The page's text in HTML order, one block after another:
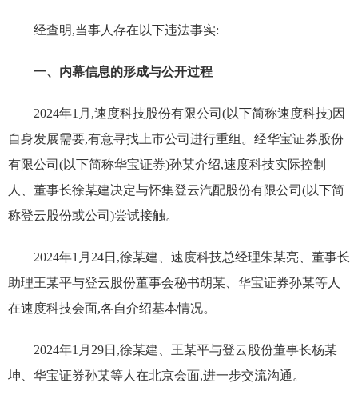
经查明,当事人存在以下违法事实:
一、内幕信息的形成与公开过程
2024年1月,速度科技股份有限公司(以下简称速度科技)因
自身发展需要,有意寻找上市公司进行重组。经华宝证券股份
有限公司(以下简称华宝证券)孙某介绍,速度科技实际控制
人、董事长徐某建决定与怀集登云汽配股份有限公司(以下简
称登云股份或公司)尝试接触。
2024年1月24日,徐某建、速度科技总经理朱某亮、董事长
助理王某平与登云股份董事会秘书胡某、华宝证券孙某等人
在速度科技会面,各自介绍基本情况。
2024年1月29日,徐某建、王某平与登云股份董事长杨某
坤、华宝证券孙某等人在北京会面,进一步交流沟通。